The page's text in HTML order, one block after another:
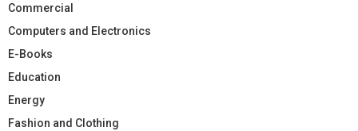
Commercial
Computers and Electronics
E-Books
Education
Energy
Fashion and Clothing